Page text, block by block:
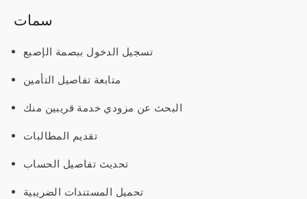
سمات
تسجيل الدخول ببصمة الإصبع
متابعة تفاصيل التأمين
البحث عن مزودي خدمة قريبين منك
تقديم المطالبات
تحديث تفاصيل الحساب
تحميل المستندات الضريبية